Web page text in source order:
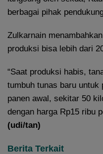
berbagai pihak
Zulkarnain
produksi bisa lebih dari
“Saat produksi habis,
tumbuh tunas baru untuk
panen awal, sekitar 50
dengan harga Rp15 ribu
(udi/tan)
Berita Terkait